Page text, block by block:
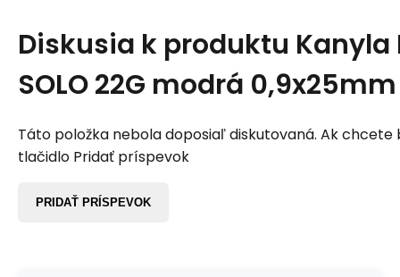
Diskusia k produktu Kanyla
SOLO 22G modrá
Táto položka nebola doposiaľ diskutovaná. Ak chcete
tlačidlo Pridať príspevok
PRIDAŤ PRÍSPEVOK